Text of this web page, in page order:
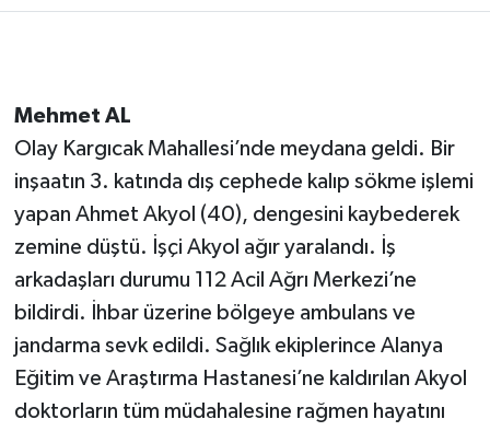
Mehmet AL
Olay Kargıcak Mahallesi’nde meydana geldi. Bir
inşaatın 3. katında dış cephede kalıp sökme işlemi
yapan Ahmet Akyol (40), dengesini kaybederek
zemine düştü. İşçi Akyol ağır yaralandı. İş
arkadaşları durumu 112 Acil Ağrı Merkezi’ne
bildirdi. İhbar üzerine bölgeye ambulans ve
jandarma sevk edildi. Sağlık ekiplerince Alanya
Eğitim ve Araştırma Hastanesi’ne kaldırılan Akyol
doktorların tüm müdahalesine rağmen hayatını